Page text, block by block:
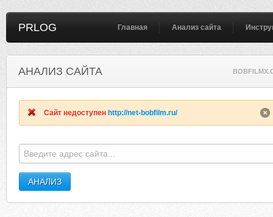
PRLOG Главная Анализ сайта
АНАЛИЗ САЙТА
Сайт недоступен http://net-bobfilm.ru/